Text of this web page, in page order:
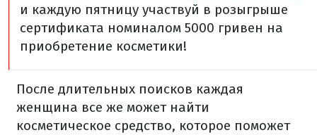
и каждую пятницу участвуй в розыгрыше
сертификата номиналом 5000 гривен на
приобретение косметики!
После длительных поисков каждая
женщина все же может найти
косметическое средство, которое поможет